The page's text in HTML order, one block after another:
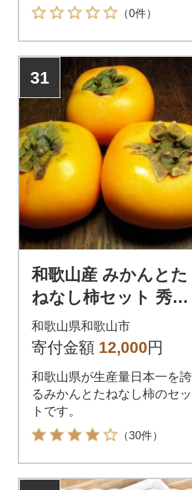
すめのお品です。
（0件）
31
和歌山産 みかんとた
ねなし柿セット 秀品1
0kg (各5kg)
和歌山県和歌山市
寄付金額 12,000円
和歌山県が生産量日本一を誇
るみかんとたねなし柿のセッ
トです。
（30件）